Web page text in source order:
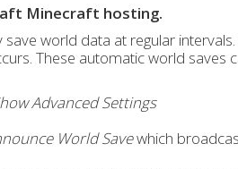
Minecraft hosting.
world data at regular
These automatic world saves
Advanced Settings
World Savewhich